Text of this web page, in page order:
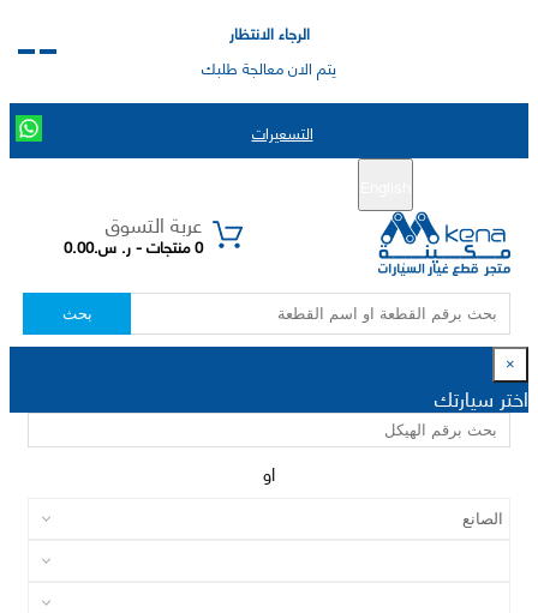
الرجاء الانتظار
يتم الان معالجة طلبك
التسعيرات
عربة التسوق
0 منتجات - ر. س.0.00
بحث
×
اختر سيارتك
او